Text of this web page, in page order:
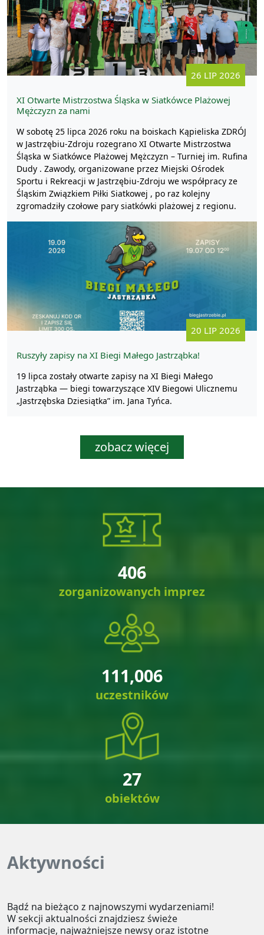
26 LIP 2026
XI Otwarte Mistrzostwa Śląska w Siatkówce Plażowej
Mężczyzn za nami
W sobotę 25 lipca 2026 roku na boiskach Kąpieliska ZDRÓJ
w Jastrzębiu-Zdroju rozegrano XI Otwarte Mistrzostwa
Śląska w Siatkówce Plażowej Mężczyzn – Turniej im. Rufina
Dudy . Zawody, organizowane przez Miejski Ośrodek
Sportu i Rekreacji w Jastrzębiu-Zdroju we współpracy ze
Śląskim Związkiem Piłki Siatkowej , po raz kolejny
zgromadziły czołowe pary siatkówki plażowej z regionu.
20 LIP 2026
Ruszyły zapisy na XI Biegi Małego Jastrząbka!
19 lipca zostały otwarte zapisy na XI Biegi Małego
Jastrząbka — biegi towarzyszące XIV Biegowi Ulicznemu
„Jastrzębska Dziesiątka” im. Jana Tyńca.
zobacz więcej
406
zorganizowanych imprez
111,006
uczestników
27
obiektów
Aktywności
Bądź na bieżąco z najnowszymi wydarzeniami!
W sekcji aktualności znajdziesz świeże
informacje, najważniejsze newsy oraz istotne